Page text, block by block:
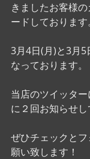
きましたお客様
ードしております。
3月4日(月)と3月5
なっております。
当店のツイッタ
に２回お知らせし
ぜひチェックと
願い致します！